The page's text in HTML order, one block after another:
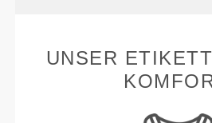
UNSER